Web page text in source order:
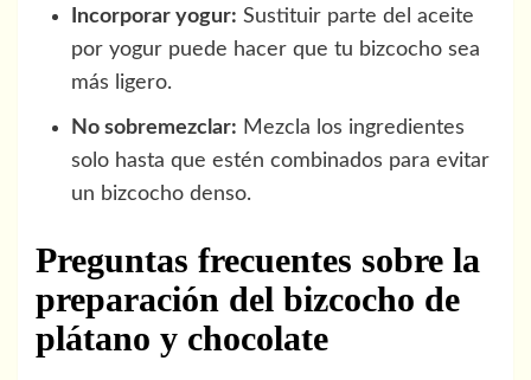
Incorporar yogur: Sustituir parte del aceite
por yogur puede hacer que tu bizcocho sea
más ligero.
No sobremezclar: Mezcla los ingredientes
solo hasta que estén combinados para evitar
un bizcocho denso.
Preguntas frecuentes sobre la
preparación del bizcocho de
plátano y chocolate